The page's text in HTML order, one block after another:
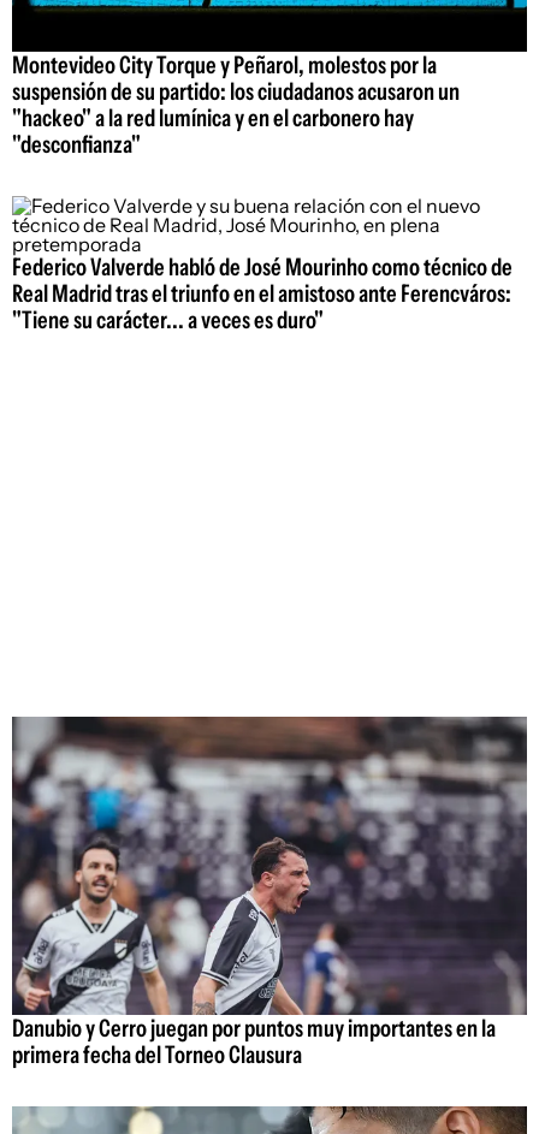
Montevideo City Torque y Peñarol, molestos por la
suspensión de su partido: los ciudadanos acusaron un
"hackeo" a la red lumínica y en el carbonero hay
"desconfianza"
Federico Valverde habló de José Mourinho como técnico de
Real Madrid tras el triunfo en el amistoso ante Ferencváros:
"Tiene su carácter... a veces es duro"
Danubio y Cerro juegan por puntos muy importantes en la
primera fecha del Torneo Clausura